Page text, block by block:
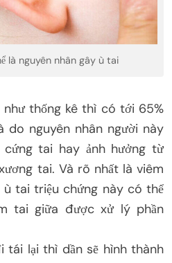
là nguyên nhân gây ù tai
như thống kê thì có tới 65%
do nguyên nhân người này
tai hay ảnh hưởng từ
tai. Và rõ nhất là viêm
ù tai triệu chứng này có thể
tai giữa được xử lý phần
tái lại thì dần sẽ hình thành